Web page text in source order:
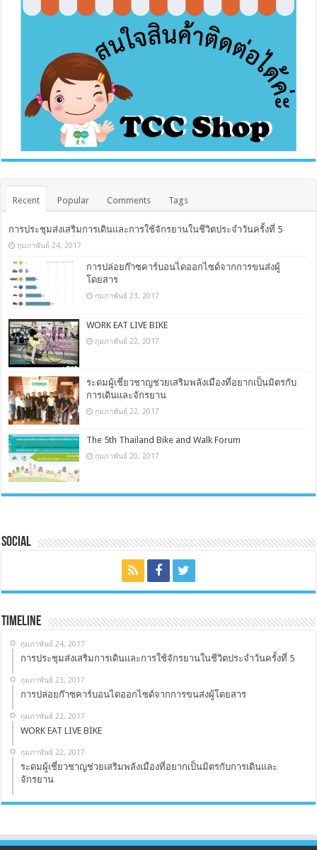
Recent Popular Comments Tags
การประชุมส่งเสริมการเดินและการใช้จักรยานในชีวิตประจำวันครั้งที่ 5
กุมภาพันธ์ 24, 2017
การปล่อยก๊าซคาร์บอนไดออกไซด์จากการขนส่งผู้
โดยสาร
กุมภาพันธ์ 23, 2017
WORK EAT LIVE BIKE
กุมภาพันธ์ 22, 2017
ระดมผู้เชี่ยวชาญช่วยเสริมพลังเมืองที่อยากเป็นมิตรกับ
การเดินและจักรยาน
กุมภาพันธ์ 22, 2017
The 5th Thailand Bike and Walk Forum
กุมภาพันธ์ 20, 2017
Social
Timeline
กุมภาพันธ์ 24, 2017
การประชุมส่งเสริมการเดินและการใช้จักรยานในชีวิตประจำวันครั้งที่ 5
กุมภาพันธ์ 23, 2017
การปล่อยก๊าซคาร์บอนไดออกไซด์จากการขนส่งผู้โดยสาร
กุมภาพันธ์ 22, 2017
WORK EAT LIVE BIKE
กุมภาพันธ์ 22, 2017
ระดมผู้เชี่ยวชาญช่วยเสริมพลังเมืองที่อยากเป็นมิตรกับการเดินและ
จักรยาน